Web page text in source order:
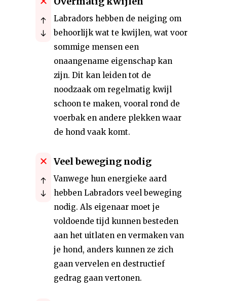
Labradors hebben de neiging om
behoorlijk wat te kwijlen, wat voor
sommige mensen een
onaangename eigenschap kan
zijn. Dit kan leiden tot de
noodzaak om regelmatig kwijl
schoon te maken, vooral rond de
voerbak en andere plekken waar
de hond vaak komt.
Veel beweging nodig
Vanwege hun energieke aard
hebben Labradors veel beweging
nodig. Als eigenaar moet je
voldoende tijd kunnen besteden
aan het uitlaten en vermaken van
je hond, anders kunnen ze zich
gaan vervelen en destructief
gedrag gaan vertonen.